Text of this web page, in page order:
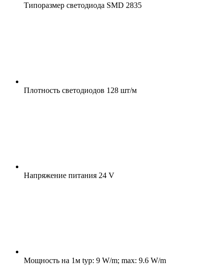
Типоразмер светодиода SMD 2835
Плотность светодиодов 128 шт/м
Напряжение питания 24 V
Мощность на 1м typ: 9 W/m; max: 9.6 W/m